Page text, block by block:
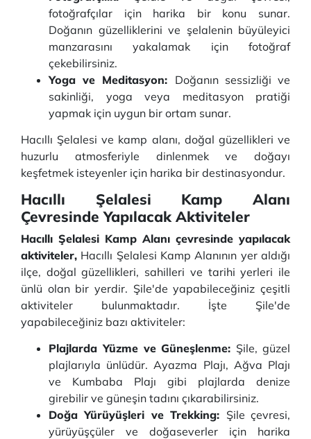
fotoğrafçılar için harika bir konu sunar.
Doğanın güzelliklerini ve şelalenin büyüleyici
manzarasını yakalamak için fotoğraf
çekebilirsiniz.
Yoga ve Meditasyon: Doğanın sessizliği ve
sakinliği, yoga veya meditasyon pratiği
yapmak için uygun bir ortam sunar.
Hacıllı Şelalesi ve kamp alanı, doğal güzellikleri ve
huzurlu atmosferiyle dinlenmek ve doğayı
keşfetmek isteyenler için harika bir destinasyondur.
Hacıllı Şelalesi Kamp Alanı
Çevresinde Yapılacak Aktiviteler
Hacıllı Şelalesi Kamp Alanı çevresinde yapılacak
aktiviteler, Hacıllı Şelalesi Kamp Alanının yer aldığı
ilçe, doğal güzellikleri, sahilleri ve tarihi yerleri ile
ünlü olan bir yerdir. Şile'de yapabileceğiniz çeşitli
aktiviteler bulunmaktadır. İşte Şile'de
yapabileceğiniz bazı aktiviteler:
Plajlarda Yüzme ve Güneşlenme: Şile, güzel
plajlarıyla ünlüdür. Ayazma Plajı, Ağva Plajı
ve Kumbaba Plajı gibi plajlarda denize
girebilir ve güneşin tadını çıkarabilirsiniz.
Doğa Yürüyüşleri ve Trekking: Şile çevresi,
yürüyüşçüler ve doğaseverler için harika